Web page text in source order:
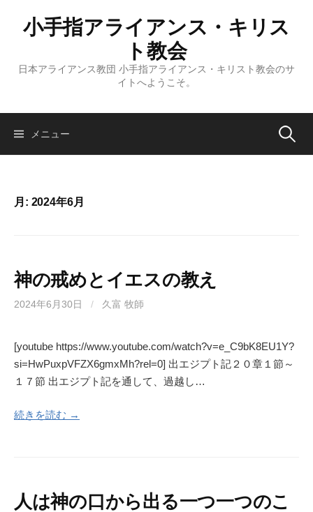
ス
小手指アライアンス・キリス
ト教会
日本アライアンス教団 小手指アライアンス・キリスト教会のサ
イトへようこそ。
メニュー 検
月: 2024年6月
神の戒めとイエスの教え
2024年6月30日 / 久富 牧師
[youtube https://www.youtube.com/watch?v=e_C9bK8EU1Y?
si=HwPuxpVFZX6gmxMh?rel=0] 出エジプト記２０章１節～
１７節 出エジプト記を通して、過越し…
続きを読む →
人は神の口から出る一つ一つのこ